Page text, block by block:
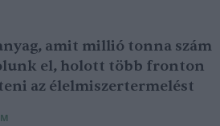
amit millió tonna szám
el, holott több fronton
az élelmiszertermelést